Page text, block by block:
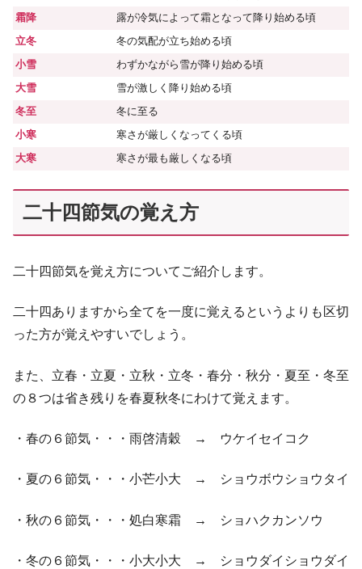
霜降 露が冷気によって霜となって降り始める頃
立冬 冬の気配が立ち始める頃
小雪 わずかながら雪が降り始める頃
大雪 雪が激しく降り始める頃
冬至 冬に至る
小寒 寒さが厳しくなってくる頃
大寒 寒さが最も厳しくなる頃
二十四節気の覚え方
二十四節気を覚え方についてご紹介します。
二十四ありますから全てを一度に覚えるというよりも区切
った方が覚えやすいでしょう。
また、立春・立夏・立秋・立冬・春分・秋分・夏至・冬至
の８つは省き残りを春夏秋冬にわけて覚えます。
・春の６節気・・・雨啓清穀 → ウケイセイコク
・夏の６節気・・・小芒小大 → ショウボウショウタイ
・秋の６節気・・・処白寒霜 → ショハクカンソウ
・冬の６節気・・・小大小大 → ショウダイショウダイ